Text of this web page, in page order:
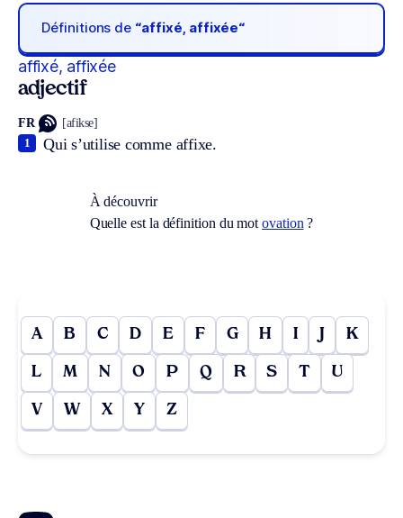
Définitions de “affixé, affixée“
affixé, affixée
adjectif
FR [afikse]
Qui s’utilise comme affixe.
1
À découvrir
Quelle est la définition du motovation ?
A B C D E F G H I J K
L M N O P Q R S T U
V W X Y Z